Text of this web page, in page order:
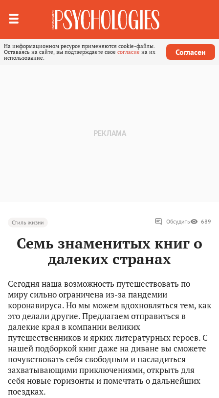
На информационном ресурсе применяются cookie-файлы.
Оставаясь на сайте, вы подтверждаете свое согласие на их
использование.
Согласен
Стиль жизни Обсудить 689
Семь знаменитых книг о
далеких странах
Сегодня наша возможность путешествовать по
миру сильно ограничена из-за пандемии
коронавируса. Но мы можем вдохновляться тем, как
это делали другие. Предлагаем отправиться в
далекие края в компании великих
путешественников и ярких литературных героев. С
нашей подборкой книг даже на диване вы сможете
почувствовать себя свободным и насладиться
захватывающими приключениями, открыть для
себя новые горизонты и помечтать о дальнейших
поездках.